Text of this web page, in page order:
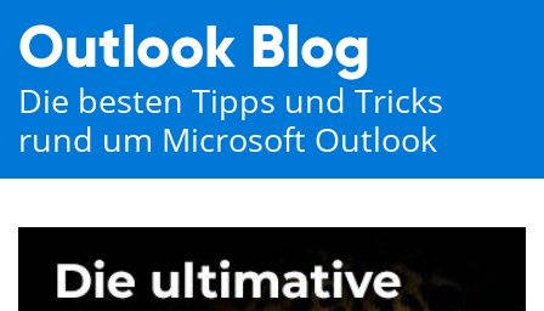
Outlook Blog
Die besten Tipps und Tricks
rund um Microsoft Outlook